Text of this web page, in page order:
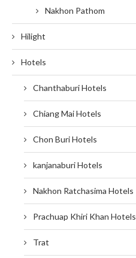
Nakhon Pathom
Hilight
Hotels
Chanthaburi Hotels
Chiang Mai Hotels
Chon Buri Hotels
kanjanaburi Hotels
Nakhon Ratchasima Hotels
Prachuap Khiri Khan Hotels
Trat